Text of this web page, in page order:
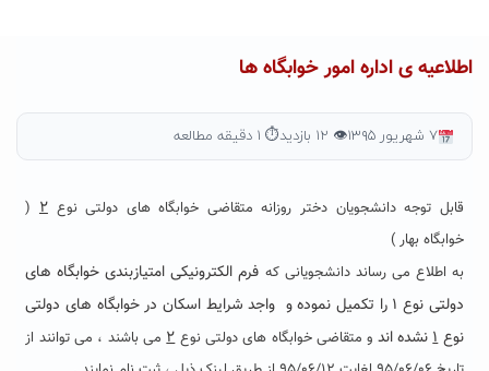
اطلاعیه ی اداره امور خوابگاه ها
۷ شهریور ۱۳۹۵ 👁 ۱۲ بازدید ⏱ ۱ دقیقه مطالعه
قابل توجه دانشجویان دختر روزانه متقاضی خوابگاه های دولتی نوع۲ (
خوابگاه بهار )
به اطلاع می رساند دانشجویانی که فرم الکترونیکی امتیازبندی خوابگاه های
دولتی نوع ۱ را تکمیل نموده و واجد شرایط اسکان در خوابگاه های دولتی
نوع۱نشده اند و متقاضی خوابگاه های دولتی نوع۲می باشند ، می توانند از